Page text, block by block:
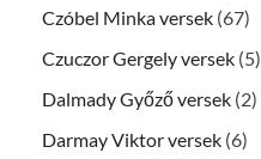
Czóbel Minka versek (67)
Czuczor Gergely versek (5)
Dalmady Győző versek (2)
Darmay Viktor versek (6)